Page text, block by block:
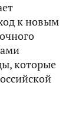
к новым
которые